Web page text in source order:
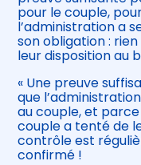
pour le couple,
l’administration a
son obligation :
leur disposition au
« Une preuve
que
au couple, et
couple a tenté de
contrôle est
confirmé !